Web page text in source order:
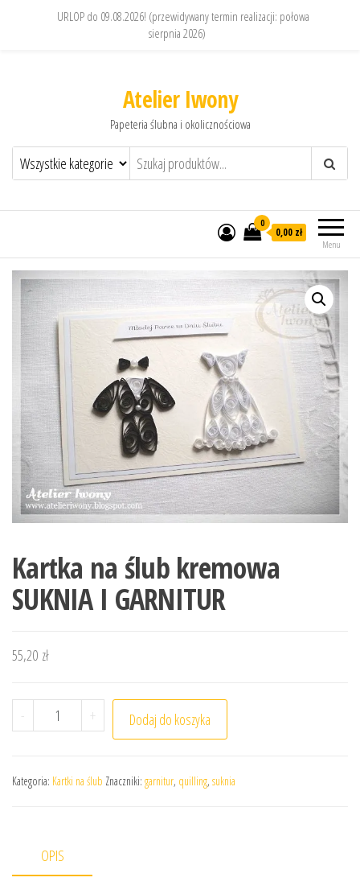
Atelier Iwony
Papeteria ślubna i okolicznościowa
Menu
0
0,00 zł
Kartka na ślub kremowa
SUKNIA I GARNITUR
55,20 zł
- ilość Kartka na ślub kremowa SUKNIA I GARNITUR
+ Dodaj do koszyka
Kategoria: Kartki na ślub Znaczniki: garnitur, quilling, suknia
OPIS
URLOP do 09.08.2026! (przewidywany termin realizacji: połowa
sierpnia 2026)